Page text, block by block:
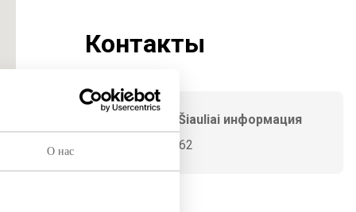
О нас
Контакты
AKROPOLIS Šiauliai информация
+370 65946062